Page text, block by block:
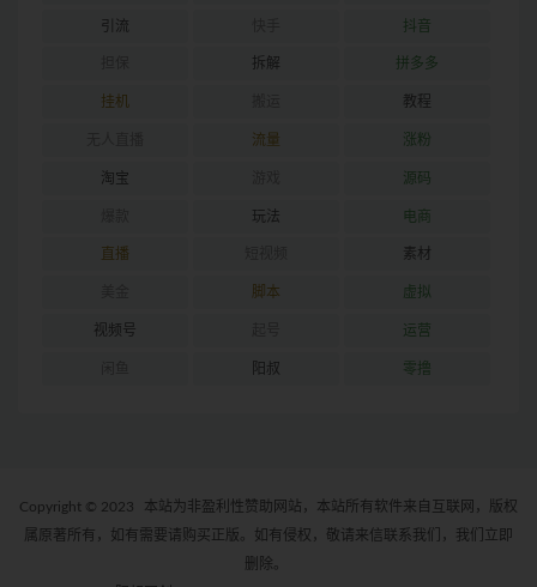
引流 抖音
拆解 拼多多
挂机 教程
流量 涨粉
淘宝 源码
玩法 电商
直播 素材
脚本 虚拟
视频号 运营
阳叔 零撸
Copyright © 2023
本站为非盈利性赞助网站，本站所有软件来自互联网，版权
属原著所有，如有需要请购买正版。如有侵权，敬请来信联系我们，我们立即
删除。